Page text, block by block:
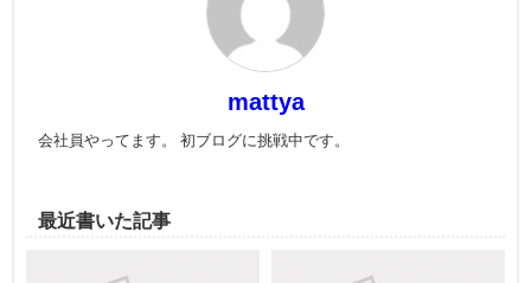
mattya
会社員やってます。 初ブログに挑戦中です。
最近書いた記事